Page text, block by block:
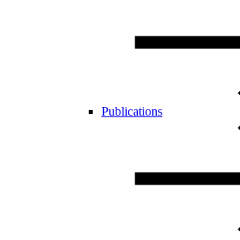
Publications